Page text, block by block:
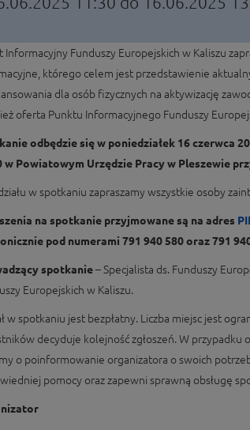
Informacyjny Funduszy Europejskich w Kaliszu
którego celem jest przedstawienie
dla osób fizycznych na aktywizację
oferta Punktu Informacyjnego Funduszy
odbędzie się w poniedziałek 16 czerwca
w Powiatowym Urzędzie Pracy w Pleszewie
w spotkaniu zapraszamy wszystkie osoby
na spotkanie przyjmowane są na adres
pod numerami 791 940 580 oraz 791
spotkanie– Specjalista ds. Funduszy
Europejskich w Kaliszu.
w spotkaniu jest bezpłatny. Liczba miejsc jest
decyduje kolejność zgłoszeń. W przypadku
o poinformowanie organizatora o swoich
pomocy oraz zapewni sprawną obsługę